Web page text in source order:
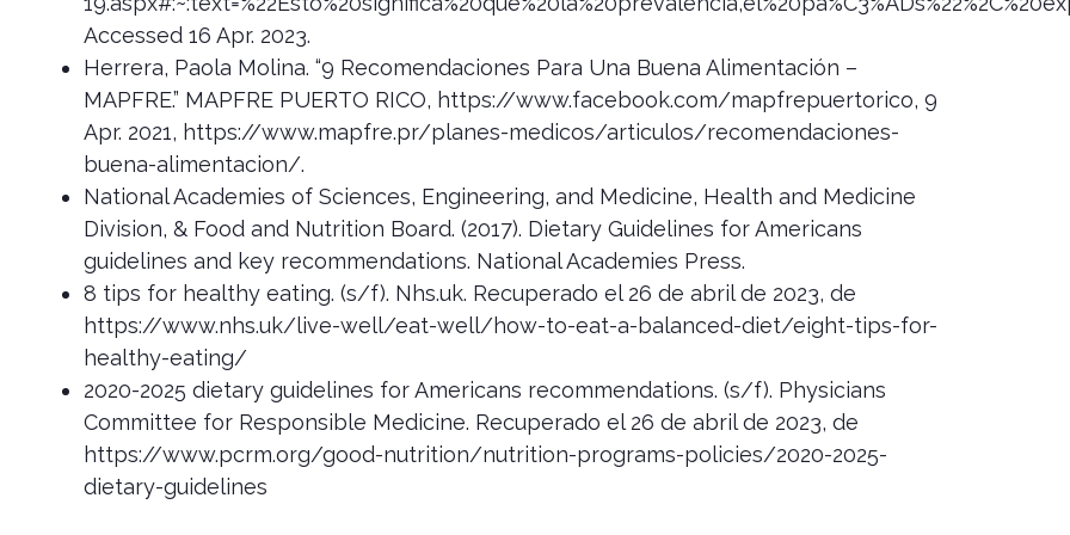
Accessed 16 Apr. 2023.
Herrera, Paola Molina. “9 Recomendaciones Para Una Buena Alimentación –
MAPFRE.” MAPFRE PUERTO RICO, https://www.facebook.com/mapfrepuertorico, 9
Apr. 2021, https://www.mapfre.pr/planes-medicos/articulos/recomendaciones-
buena-alimentacion/.
National Academies of Sciences, Engineering, and Medicine, Health and Medicine
Division, & Food and Nutrition Board. (2017). Dietary Guidelines for Americans
guidelines and key recommendations. National Academies Press.
8 tips for healthy eating. (s/f). Nhs.uk. Recuperado el 26 de abril de 2023, de
https://www.nhs.uk/live-well/eat-well/how-to-eat-a-balanced-diet/eight-tips-for-
healthy-eating/
2020-2025 dietary guidelines for Americans recommendations. (s/f). Physicians
Committee for Responsible Medicine. Recuperado el 26 de abril de 2023, de
https://www.pcrm.org/good-nutrition/nutrition-programs-policies/2020-2025-
dietary-guidelines